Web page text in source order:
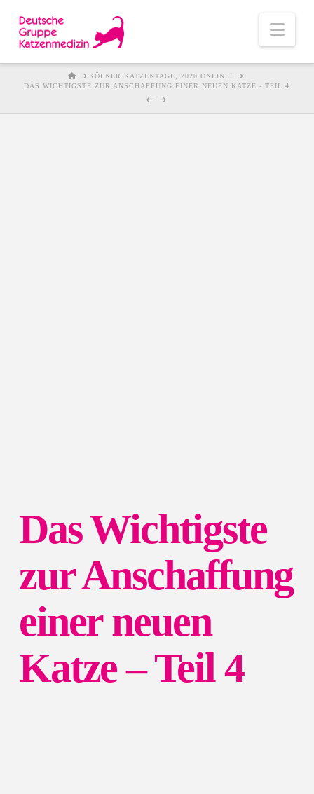
HOMEKÖLNER KATZENTAGE, 2020 ONLINE!
DAS WICHTIGSTE ZUR ANSCHAFFUNG EINER NEUEN KATZE - TEIL 4
Das Wichtigste
zur Anschaffung
einer neuen
Katze – Teil 4